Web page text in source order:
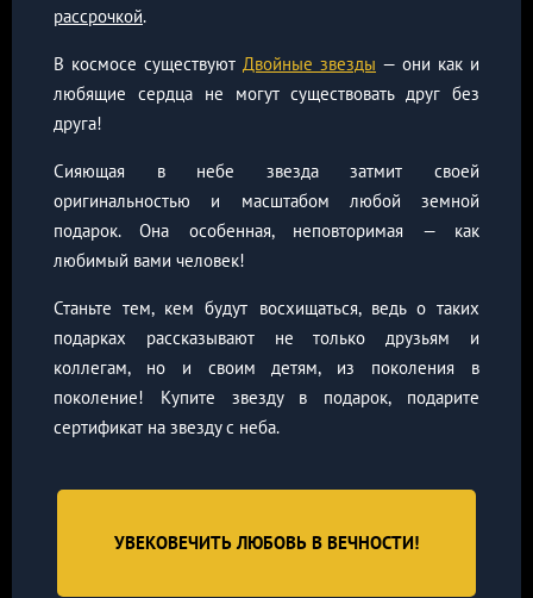
рассрочкой.
В космосе существуют Двойные звезды — они как и
любящие сердца не могут существовать друг без
друга!
Сияющая в небе звезда затмит своей
оригинальностью и масштабом любой земной
подарок. Она особенная, неповторимая — как
любимый вами человек!
Станьте тем, кем будут восхищаться, ведь о таких
подарках рассказывают не только друзьям и
коллегам, но и своим детям, из поколения в
поколение! Купите звезду в подарок, подарите
сертификат на звезду с неба.
УВЕКОВЕЧИТЬ ЛЮБОВЬ В ВЕЧНОСТИ!